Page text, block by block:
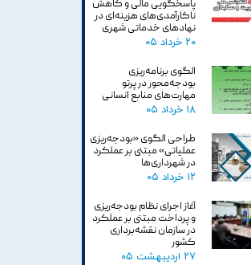
پاسخگویی مالی و کاهش
ناکارآمدی‌های هزینه‌ای در
نهادهای خدماتی شهری
۲۰ خرداد ۰۵
الگوی برنامه‌ریزی
بودجه‌محور در پرتو
مهارت‌های منابع انسانی
۱۸ خرداد ۰۵
طراحی الگوی «بودجه‌ریزی
عملیاتی» مبتنی بر عملکرد
در شهرداری‌ها
۱۲ خرداد ۰۵
آغاز اجرای نظام بودجه‌ریزی
و پرداخت مبتنی بر عملکرد
در سازمان نقشه‌برداری
کشور
۲۷ اردیبهشت ۰۵